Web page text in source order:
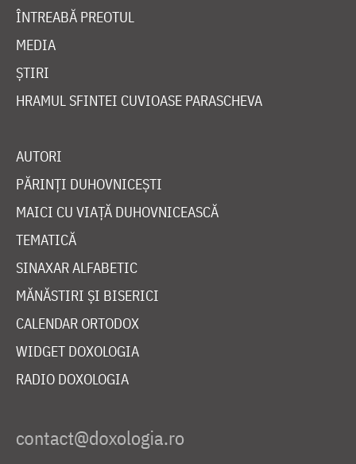
ÎNTREABĂ PREOTUL
MEDIA
ȘTIRI
HRAMUL SFINTEI CUVIOASE PARASCHEVA
AUTORI
PĂRINȚI DUHOVNICEȘTI
MAICI CU VIAȚĂ DUHOVNICEASCĂ
TEMATICĂ
SINAXAR ALFABETIC
MĂNĂSTIRI ȘI BISERICI
CALENDAR ORTODOX
WIDGET DOXOLOGIA
RADIO DOXOLOGIA